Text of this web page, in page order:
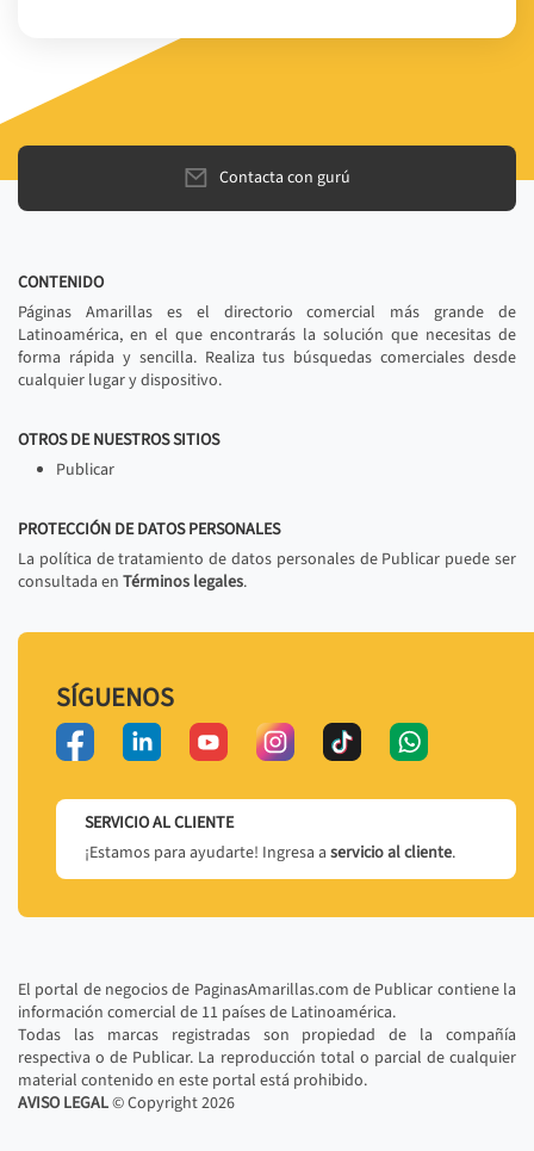
Contacta con gurú
CONTENIDO
Páginas Amarillas es el directorio comercial más grande de
Latinoamérica, en el que encontrarás la solución que necesitas de
forma rápida y sencilla. Realiza tus búsquedas comerciales desde
cualquier lugar y dispositivo.
OTROS DE NUESTROS SITIOS
Publicar
PROTECCIÓN DE DATOS PERSONALES
La política de tratamiento de datos personales de Publicar puede ser
consultada en Términos legales.
SÍGUENOS
SERVICIO AL CLIENTE
¡Estamos para ayudarte! Ingresa a servicio al cliente.
El portal de negocios de PaginasAmarillas.com de Publicar contiene la
información comercial de 11 países de Latinoamérica.
Todas las marcas registradas son propiedad de la compañía
respectiva o de Publicar. La reproducción total o parcial de cualquier
material contenido en este portal está prohibido.
AVISO LEGAL© Copyright2026